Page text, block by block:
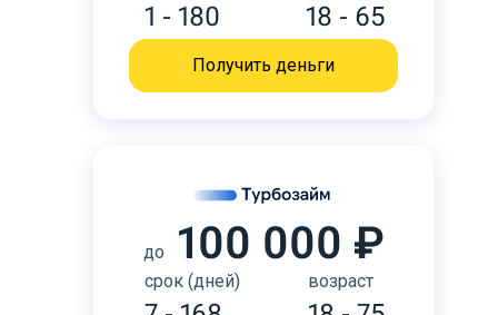
1 - 180 18 - 65
Получить деньги
до 100 000 ₽
срок (дней) возраст